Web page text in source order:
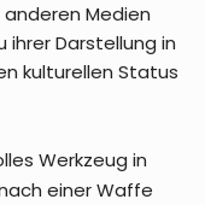
Medien
ihrer Darstellung in
kulturellen Status
Werkzeug in
einer Waffe